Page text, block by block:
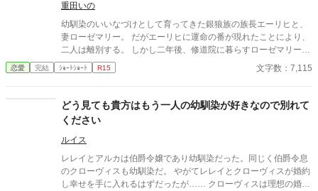
重田いの
幼馴染のいいなづけとして育ってきた銀狼族の族長エーリヒと、
妻ローゼマリー。 だがエーリヒに運命の番が現れたことにより、
二人は離別する。 しかし二年後、修道院に暮らすローゼマリーの
元へエーリヒが現れ――!?
恋愛 完結 ｼｮｰﾄｼｮｰﾄ R15 文字数：7,115
どう見ても貴方はもう一人の幼馴染が好きなので別れて
ください
ルイス
レレイとアルカは伯爵令嬢であり幼馴染だった。同じく伯爵令息
のクローヴィスも幼馴染だ。 やがてレレイとクローヴィスが婚約
し幸せを手に入れるはずだったが…… クローヴィスは理想の婚約